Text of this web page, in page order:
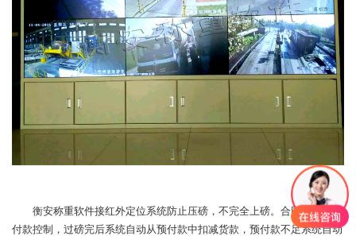
衡安称重软件接红外定位系统防止压磅，不完全上磅。合同管理及预
付款控制，过磅完后系统自动从预付款中扣减货款，预付款不足系统自动